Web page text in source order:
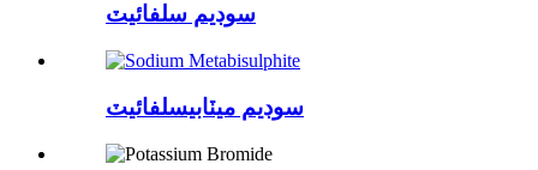
سوڊيم سلفائيٽ
سوڊيم ميٽابيسلفائيٽ